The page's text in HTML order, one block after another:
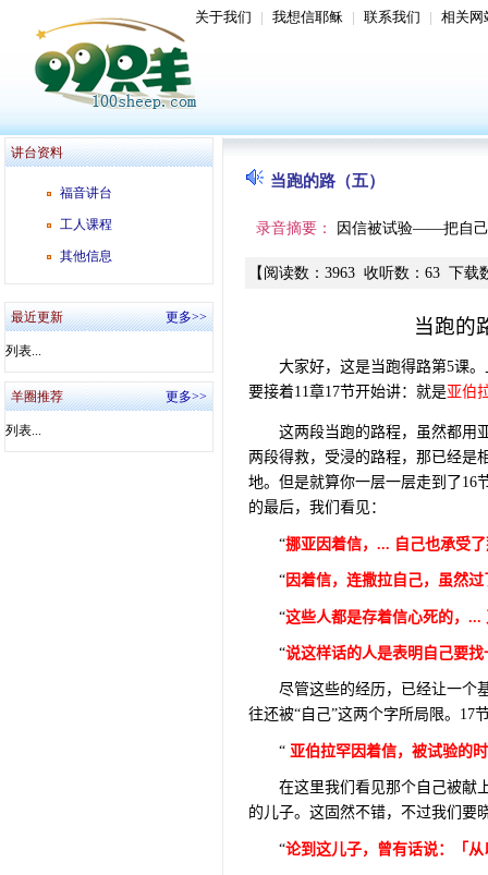
关于我们 | 我想信耶稣 | 联系我们 | 相关网
讲台资料
福音讲台
工人课程
其他信息
最近更新 更多>>
列表...
羊圈推荐 更多>>
列表...
当跑的路（五）
录音摘要： 因信被试验——把自
【 阅读数 ： 3963 收听数 ： 63 下载
当跑的
大家好，这是当跑得路第5课。
要接着11章17节开始讲：就是亚伯
这两段当跑的路程，虽然都用
两段得救，受浸的路程，那已经是
地。但是就算你一层一层走到了16
的最后，我们看见：
“挪亚因着信， ... 自己也承受
“因着信，连撒拉自己，虽然
“这些人都是存着信心死的， ...
“说这样话的人是表明自己要找
尽管这些的经历，已经让一个
往还被“自己”这两个字所局限。 17
“ 亚伯拉罕因着信，被试验的
在这里我们看见那个自己被献
的儿子。这固然不错，不过我们要
“论到这儿子，曾有话说：「